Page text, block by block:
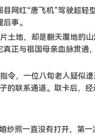
网红“唐飞机”驾驶超轻
事。
土地，却是翻天覆地的
正与祖国母亲血脉贯通
令，一位八旬老人疑似
的联系通道。取卡后，
纱照一直没有打开，第